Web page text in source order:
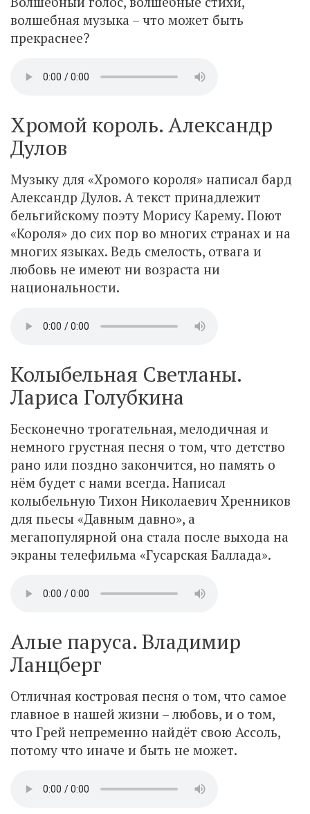
волшебная музыка – что может быть
прекраснее?
Хромой король. Александр
Дулов
Музыку для «Хромого короля» написал бард
Александр Дулов. А текст принадлежит
бельгийскому поэту Морису Карему. Поют
«Короля» до сих пор во многих странах и на
многих языках. Ведь смелость, отвага и
любовь не имеют ни возраста ни
национальности.
Колыбельная Светланы.
Лариса Голубкина
Бесконечно трогательная, мелодичная и
немного грустная песня о том, что детство
рано или поздно закончится, но память о
нём будет с нами всегда. Написал
колыбельную Тихон Николаевич Хренников
для пьесы «Давным давно», а
мегапопулярной она стала после выхода на
экраны телефильма «Гусарская Баллада».
Алые паруса. Владимир
Ланцберг
Отличная костровая песня о том, что самое
главное в нашей жизни – любовь, и о том,
что Грей непременно найдёт свою Ассоль,
потому что иначе и быть не может.